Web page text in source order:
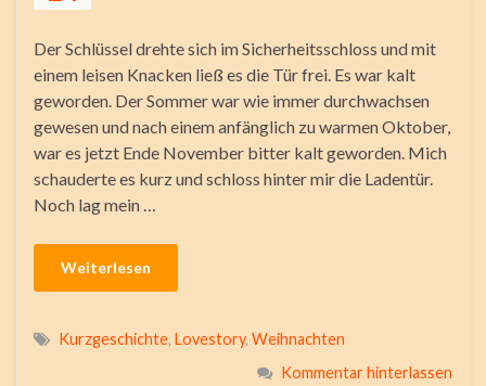
Der Schlüssel drehte sich im Sicherheitsschloss und mit
einem leisen Knacken ließ es die Tür frei. Es war kalt
geworden. Der Sommer war wie immer durchwachsen
gewesen und nach einem anfänglich zu warmen Oktober,
war es jetzt Ende November bitter kalt geworden. Mich
schauderte es kurz und schloss hinter mir die Ladentür.
Noch lag mein …
Weiterlesen
Kurzgeschichte, Lovestory, Weihnachten
Kommentar hinterlassen